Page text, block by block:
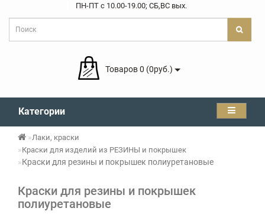
ПН-ПТ c 10.00-19.00; СБ,ВС вых.
Товаров 0 (0руб.)
Категории
Лаки, краски
Краски для изделий из РЕЗИНЫ и покрышек
Краски для резины и покрышек полиуретановые
Краски для резины и покрышек
полиуретановые